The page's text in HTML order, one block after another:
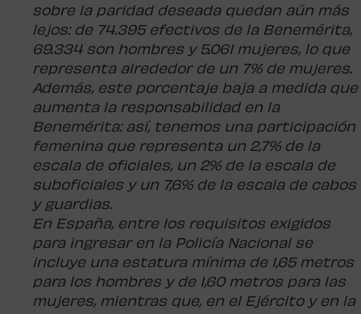
sobre la paridad deseada quedan aún más
lejos: de 74.395 efectivos de la Benemérita,
69.334 son hombres y 5.061 mujeres, lo que
representa alrededor de un 7% de mujeres.
Además, este porcentaje baja a medida que
aumenta la responsabilidad en la
Benemérita: así, tenemos una participación
femenina que representa un 2,7% de la
escala de oficiales, un 2% de la escala de
suboficiales y un 7,6% de la escala de cabos
y guardias.
En España, entre los requisitos exigidos
para ingresar en la Policía Nacional se
incluye una estatura mínima de 1,65 metros
para los hombres y de 1,60 metros para las
mujeres, mientras que, en el Ejército y en la